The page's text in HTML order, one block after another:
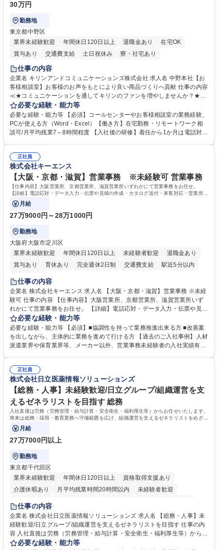
30万円
勤務地
東京都中野区
業界未経験歓迎
年間休日120日以上 退職金あり
在宅OK
賞与あり
交通費支給 土日祝休み 寮・社宅あり
仕事の内容
企業名 キリンアンドコミュニケーションズ株式会社 求人名 中野本社【お
客様相談室】お客様のお声をもとにより良い商品づくりへ貢献 仕事の内容
≪★コミュニケーションを通してキリンのファンを増やしませんか？★≫
お客様のお声をより良い商品づくりに活かしていく上で、窓口となるお客
様相談室でのお仕事です。 日々お客様からいただくキリングループへのご
意見を、企業活動に活かしています。お客様からの声に迅速かつ誠意をも
って対応、情報提供するとともにグループ内活動に反映しています。 【具
平均100件前後■メール・手紙：同上40件前後 募集職種 中野本社【お客様
相談室】お客様のお声をもとにより良い商品づくりへ貢献
必要な経験・能力等
必要な経験・能力等 【必須】コールセンターやお客様相談室の業務経験、
PCが使える方（Word・Excel）【働き方】在宅勤務・リモートワーク相
談可/月平均残業7～8時間程度 【入社後の研修】着任から1か月は電話対応
すのでご安心ください。 【当社について】キリングループの広報機能を担
う会社として、お客様との出会いを大切にし、磨き上げたホスピタリティ
を込めてコミュニケーションをとりながら広報関連業務を行っておりま
す。 学歴・資格 学歴：大学院 大学 高専 短大 専修学校 高校 語学力： 資
格：
正社員
株式会社キーエンス
【大阪・京都・滋賀】営業事務 ※未経験可 営業事務
【仕事内容】大阪営業所、京都営業所、滋賀営業所いずれかにて営業事務をお任せ。
【詳細】電話応対・データ入力・伝票や見積の作成・カタログ送付・来客対応・営業所内
で発生する事務業務や業務改善をお任せ。
月給
27万9000円～28万1000円
勤務地
大阪府大阪市淀川区
業界未経験歓迎
年間休日120日以上 未経験者歓迎
退職金あり
賞与あり
育休あり 完全週休2日制 交通費支給
駅近5分以内
土日祝休み
仕事の内容
企業名 株式会社キーエンス 求人名 【大阪・京都・滋賀】営業事務 ※未経
験可 仕事の内容 【仕事内容】大阪営業所、京都営業所、滋賀営業所いず
れかにて営業事務をお任せ。 【詳細】電話応対・データ入力・伝票や見積
の作成・カタログ送付・来客対応・営業所内で発生する事務業務や業務改
善をお任せ。 【教育制度】ご入社後、育成担当とペアになりながらOJTに
て業務を覚えていただくことが可能です。業務システムがきちんと構築さ
れているため、スムーズに仕事に慣れることができる環境です。また、
募集職種 【大阪・京都・滋賀】営業事務 ※未経験可
必要な経験・能力等
必要な経験・能力等 【必須】■協調性を持って業務推進出来る方 ■改善案
を出しながら、主体的に業務を進めて行ける方 【過去のご入社事例】人材
派遣業界や保育業界等、メーカー以外、営業事務未経験者の入社実績有
えて、お客様や社員の状況に合わせ、能動的なサポート、改善の動きも期
待され。組織を支えるスペシャリストとして、チームに貢献し、結果的に
社員から頼られる存在になることができます。平均19:30の退勤以降の業
務の持ち帰りも禁止されており、メリハリのある働き方となります。 学
歴・資格 学歴：大学院 大学 高専 短大 語学力： 資格：
正社員
株式会社日立医薬情報ソリューションズ
【総務・人事】未経験歓迎/日立グループ/組織運営を支
えるゼネラリストを目指す 総務
入社直後は労務（労務管理・給与計算・安全衛生・福利厚生等）からお任せいたします。
将来は総務・採用・教育業務へ守備範囲を広げ、組織運営を支えるゼネラリストをめざせ
ます。
月給
27万7000円以上
勤務地
東京都千代田区
業界未経験歓迎
年間休日120日以上
資格取得支援あり
介護休暇あり
月平均残業時間20時間以内
未経験者歓迎
住宅手当あり
育休あり
完全週休2日制 交通費支給 土日祝休み 寮・社宅あり
仕事の内容
企業名 株式会社日立医薬情報ソリューションズ 求人名 【総務・人事】未
経験歓迎/日立グループ/組織運営を支えるゼネラリストを目指す 仕事の内
容 入社直後は労務（労務管理・給与計算・安全衛生・福利厚生等）からお
任せいたします。将来は総務・採用・教育業務へ守備範囲を広げ、組織運
必要な経験・能力等